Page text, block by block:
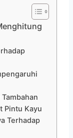
Pintu Kayu
Terhadap